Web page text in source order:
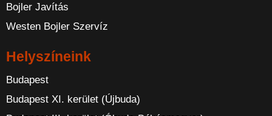
Bojler Javítás
Westen Bojler Szervíz
Helyszíneink
Budapest
Budapest XI. kerület (Újbuda)